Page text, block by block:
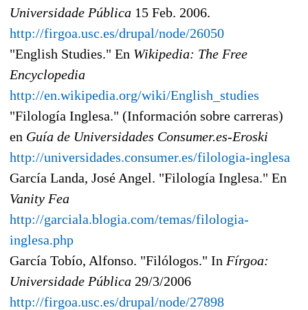
Universidade Pública 15 Feb. 2006.
http://firgoa.usc.es/drupal/node/26050
"English Studies." En Wikipedia: The Free
Encyclopedia
http://en.wikipedia.org/wiki/English_studies
"Filología Inglesa." (Información sobre carreras)
en Guía de Universidades Consumer.es-Eroski
http://universidades.consumer.es/filologia-inglesa
García Landa, José Angel. "Filología Inglesa." En
Vanity Fea
http://garciala.blogia.com/temas/filologia-
inglesa.php
García Tobío, Alfonso. "Filólogos." In Fírgoa:
Universidade Pública 29/3/2006
http://firgoa.usc.es/drupal/node/27898